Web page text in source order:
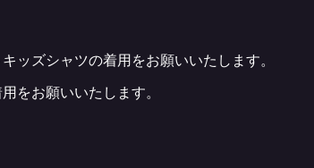
ッズシャツの着用をお願いいたします。
をお願いいたします。